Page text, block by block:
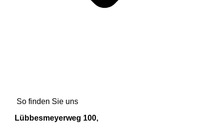
So finden Sie uns
Lübbesmeyerweg 100,